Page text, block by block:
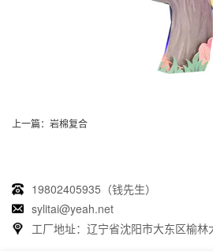
上一篇： 岩棉复合
19802405935（钱先生）
sylitai@yeah.net
工厂地址：辽宁省沈阳市大东区榆林